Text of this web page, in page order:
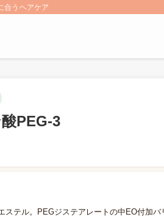
合うヘアケア
PEG-3
ステル。PEGジステアレートの中EO付加